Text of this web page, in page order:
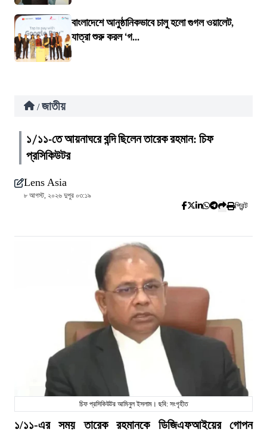
বাংলাদেশে আনুষ্ঠানিকভাবে চালু হলো গুগল ওয়ালেট,
যাত্রা শুরু করল ‘গ...
/ জাতীয়
১/১১-তে আয়নাঘরে বন্দি ছিলেন তারেক রহমান: চিফ
প্রসিকিউটর
Lens Asia
৮ আগস্ট, ২০২৬ দুপুর ০৩:১৯
প্রিন্ট
চিফ প্রসিকিউটর আমিনুল ইসলাম। ছবি: সংগৃহীত
১/১১-এর সময় তারেক রহমানকে ডিজিএফআইয়ের গোপন